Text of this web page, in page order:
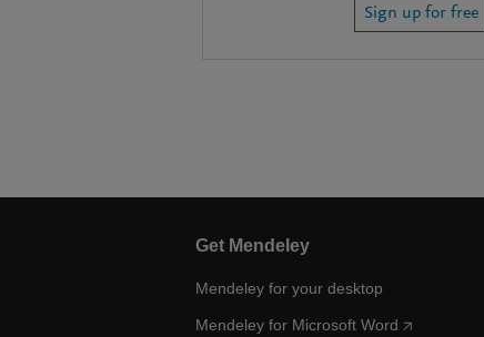
Sign up for free
Get Mendeley
Mendeley for your desktop
Mendeley for Microsoft Word